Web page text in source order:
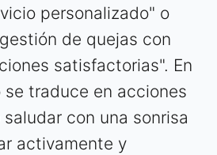
personalizado" o
de quejas con
satisfactorias". En
traduce en acciones
con una sonrisa
activamente y